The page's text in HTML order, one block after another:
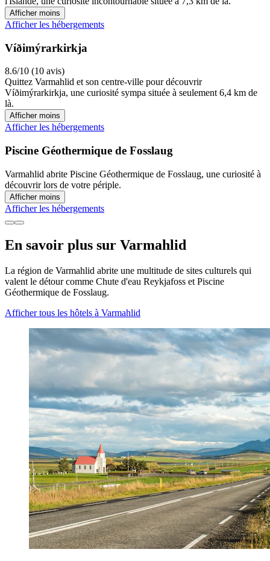
Afficher moins
Afficher les hébergements
Víðimýrarkirkja
8.6/10 (10 avis)
Quittez Varmahlid et son centre-ville pour découvrir
Víðimýrarkirkja, une curiosité sympa située à seulement 6,4 km de
là.
Afficher moins
Afficher les hébergements
Piscine Géothermique de Fosslaug
Varmahlid abrite Piscine Géothermique de Fosslaug, une curiosité à
découvrir lors de votre périple.
Afficher moins
Afficher les hébergements
En savoir plus sur Varmahlid
La région de Varmahlid abrite une multitude de sites culturels qui
valent le détour comme Chute d'eau Reykjafoss et Piscine
Géothermique de Fosslaug.
Afficher tous les hôtels à Varmahlid